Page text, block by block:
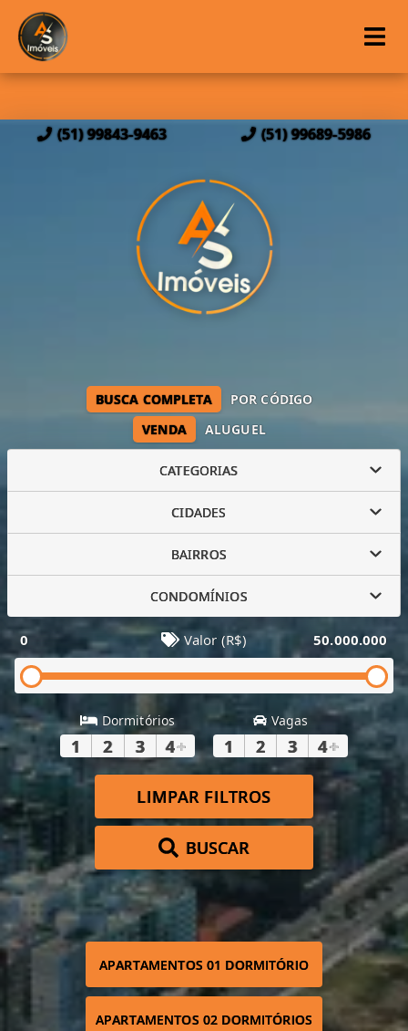
(51) 99843-9463 (51) 99689-5986
VENDA ALUGUEL
BUSCA COMPLETA POR CÓDIGO
CATEGORIAS
CIDADES
BAIRROS
CONDOMÍNIOS
0 Valor (R$) 50.000.000
Dormitórios
1 2 3 4+
Vagas
1 2 3 4+
LIMPAR FILTROS
BUSCAR
APARTAMENTOS 01 DORMITÓRIO
APARTAMENTOS 02 DORMITÓRIOS